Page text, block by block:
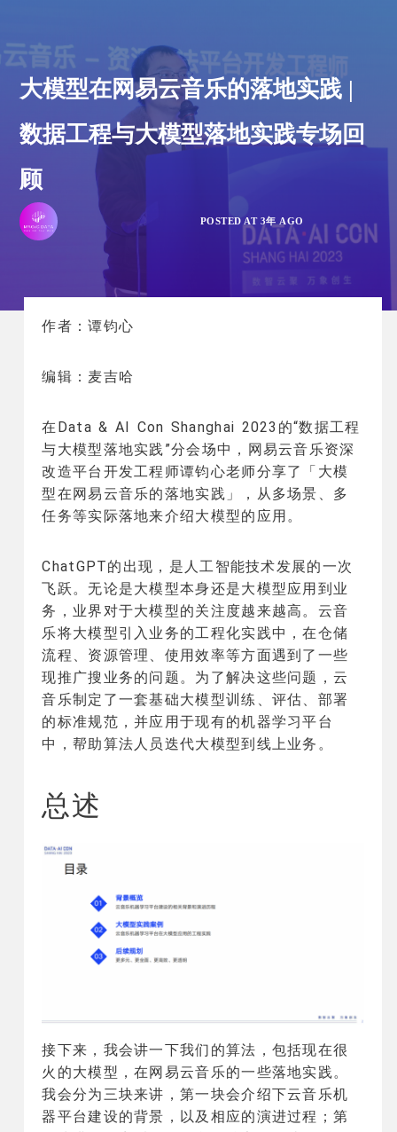
大模型在网易云音乐的落地实践 |
数据工程与大模型落地实践专场回
顾
POSTED AT 3年 AGO
作者：谭钧心
编辑：麦吉哈
在Data & AI Con Shanghai 2023的“数据工程
与大模型落地实践”分会场中，网易云音乐资深
改造平台开发工程师谭钧心老师分享了「大模
型在网易云音乐的落地实践」，从多场景、多
任务等实际落地来介绍大模型的应用。
ChatGPT的出现，是人工智能技术发展的一次
飞跃。无论是大模型本身还是大模型应用到业
务，业界对于大模型的关注度越来越高。云音
乐将大模型引入业务的工程化实践中，在仓储
流程、资源管理、使用效率等方面遇到了一些
现推广搜业务的问题。为了解决这些问题，云
音乐制定了一套基础大模型训练、评估、部署
的标准规范，并应用于现有的机器学习平台
中，帮助算法人员迭代大模型到线上业务。
总述
接下来，我会讲一下我们的算法，包括现在很
火的大模型，在网易云音乐的一些落地实践。
我会分为三块来讲，第一块会介绍下云音乐机
器平台建设的背景，以及相应的演进过程；第